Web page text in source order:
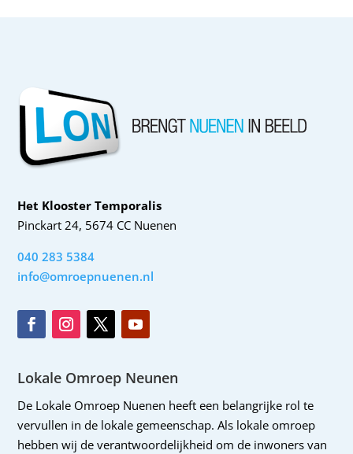
Het Klooster Temporalis
Pinckart 24, 5674 CC Nuenen
040 283 5384
info@omroepnuenen.nl
Lokale Omroep Neunen
De Lokale Omroep Nuenen heeft een belangrijke rol te
vervullen in de lokale gemeenschap. Als lokale omroep
hebben wij de verantwoordelijkheid om de inwoners van